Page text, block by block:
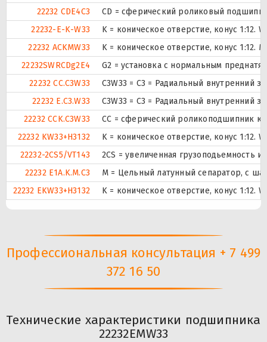
22232 CDE4C3
CD = сферический роликовый
22232-E-K-W33
K = коническое отверстие, конус 1:12.
22232 ACKMW33
K = коническое отверстие, конус
22232SWRCDg2E4
G2 = установка с нормальным
22232 CC.C3W33
C3W33 = C3 = Радиальный внутренний
22232 E.C3.W33
C3W33 = C3 = Радиальный внутренний
22232 CCK.C3W33
CC = сферический роликоподшипник
22232 KW33+H3132
K = коническое отверстие, конус 1:12.
22232-2CS5/VT143
2CS = увеличенная грузоподьемность
22232 E1A.K.M.C3
M = Цельный латунный сепаратор, с
22232 EKW33+H3132
K = коническое отверстие, конус 1:12.
Профессиональная консультация + 7 499
372 16 50
Технические характеристики подшипника
22232EMW33